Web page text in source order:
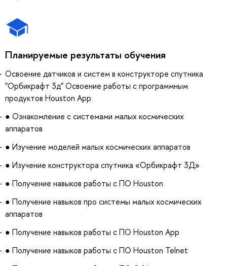
Планируемые результаты обучения
Освоение датчиков и систем в конструкторе спутника
"Орбикрафт 3д" Освоение работы с программным
продуктов Houston App
● Ознакомление с системами малых космических
аппаратов
● Изучение моделей малых космических аппаратов
● Изучение конструктора спутника «Орбикрафт 3Д»
● Получение навыков работы с ПО Houston
● Получение навыков про системы малых космических
аппаратов
● Получение навыков работы с ПО Houston App
● Получение навыков работы с ПО Houston Telnet